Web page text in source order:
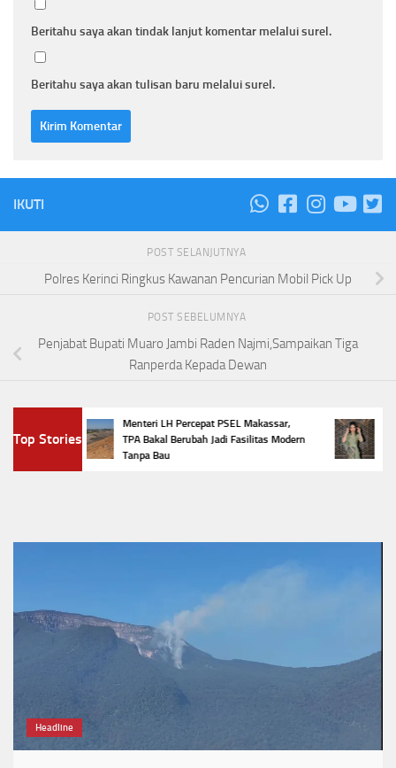
Beritahu saya akan tindak lanjut komentar melalui surel.
Beritahu saya akan tulisan baru melalui surel.
IKUTI
POST SELANJUTNYA
Polres Kerinci Ringkus Kawanan Pencurian Mobil Pick Up
POST SEBELUMNYA
Penjabat Bupati Muaro Jambi Raden Najmi,Sampaikan Tiga
Ranperda Kepada Dewan
Top Stories
Menteri LH Percepat PSEL Makassar,
TPA Bakal Berubah Jadi Fasilitas Modern
Tanpa Bau
5 Tren
Favorit
Headline